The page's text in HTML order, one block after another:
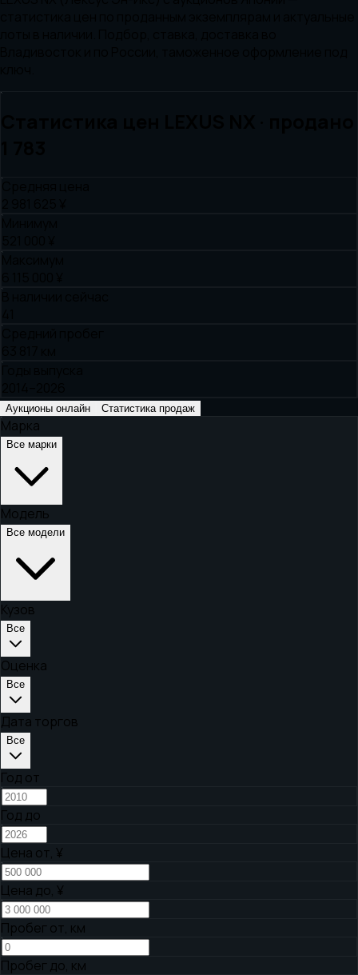
Аукционы онлайн Статистика продаж
Марка
Все марки
Модель
Все модели
Кузов
Все
Оценка
Все
Дата торгов
Все
Год от
Год до
Цена от, ¥
Цена до, ¥
Пробег от, км
Пробег до, км